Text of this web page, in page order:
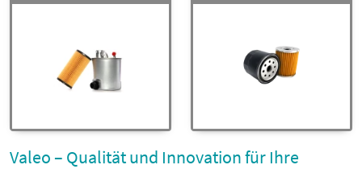
Valeo – Qualität und Innovation für Ihre